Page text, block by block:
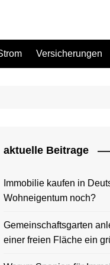
Versicherungen
aktuelle Beitrage
Immobilie kaufen in
Wohneigentum noch?
Gemeinschaftsgarten
einer freien Fläche ein